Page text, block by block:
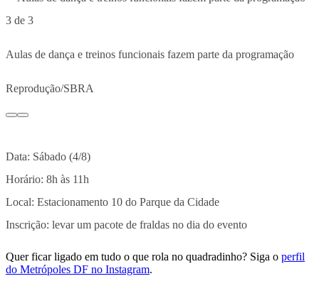
3 de 3
Aulas de dança e treinos funcionais fazem parte da programação
Reprodução/SBRA
Data: Sábado (4/8)
Horário: 8h às 11h
Local: Estacionamento 10 do Parque da Cidade
Inscrição: levar um pacote de fraldas no dia do evento
Quer ficar ligado em tudo o que rola no quadradinho? Siga o perfil
do Metrópoles DF no Instagram.